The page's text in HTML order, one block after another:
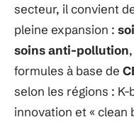
secteur, il convient
pleine expansion :
soins anti-pollution,
formules à base de
selon les régions :
innovation et « clean